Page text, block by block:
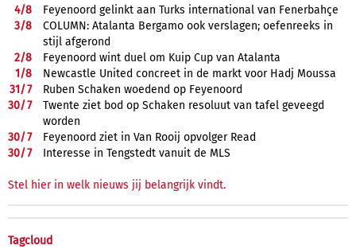
4/8
Feyenoord gelinkt aan Turks international van Fenerbahçe
3/8
COLUMN: Atalanta Bergamo ook verslagen; oefenreeks in
stijl afgerond
2/8
Feyenoord wint duel om Kuip Cup van Atalanta
1/8
Newcastle United concreet in de markt voor Hadj Moussa
31/7
Ruben Schaken woedend op Feyenoord
30/7
Twente ziet bod op Schaken resoluut van tafel geveegd
worden
30/7
Feyenoord ziet in Van Rooij opvolger Read
30/7 Interesse in Tengstedt vanuit de MLS
Stel hier in welk nieuws jij belangrijk vindt.
Tagcloud